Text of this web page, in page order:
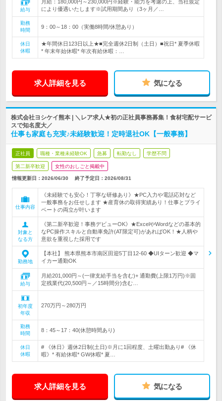
給与
月給：180,000円～230,000円※経験・能力を考慮の上、当社規定
により優遇いたします※試用期間あり（3ヶ月／…
勤務
時間
9：00～18：00（実働8時間/休憩あり）
休日
休暇
★年間休日123日以上★■完全週休2日制（土日）■祝日* 夏季休暇
* 年末年始休暇* 年次有給休暇：…
求人詳細を見る 気になる
株式会社ヨシケイ熊本 | ＼レア求人★初の正社員事務募集！食材宅配サービ
スで知名度大／
仕事も家庭も充実♪未経験歓迎！定時退社OK【一般事務】
正社員 職種・業種未経験OK 急募 転勤なし 学歴不問
第二新卒歓迎 女性のおしごと掲載中
情報更新日：2026/06/30 終了予定日： 2026/08/31
仕事内容
《未経験でも安心！丁寧な研修あり》★PC入力や電話応対など
一般事務をお任せします ★産育休の取得実績あり！仕事とプライ
ベートの両立が叶います
対象と
なる方
《第二新卒歓迎！事務デビューOK》★ExcelやWordなどの基本的
なPC操作スキルと自動車免許(AT限定可)があればOK！★人柄や
意欲を重視した採用です
勤務地
【本社】 熊本県熊本市南区田迎5丁目12-60 ◆UIターン歓迎 ◆マ
イカー通勤OK
給与
月給201,000円～(一律支給手当を含む)+ 通勤費(上限1万円)※固
定残業代(20,500円～／15時間分)含む…
初年度
年収
270万円～280万円
勤務
時間
8：45～17：40(休憩時間あり)
休日
休暇
# 《休日》週休2日制(土日)※月に1回程度、土曜出勤あり# 《休
暇》* 有給休暇* GW休暇* 夏…
求人詳細を見る 気になる